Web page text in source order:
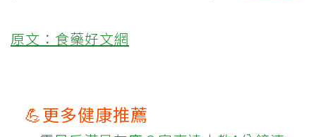
原文：食藥好文網
💪更多健康推薦